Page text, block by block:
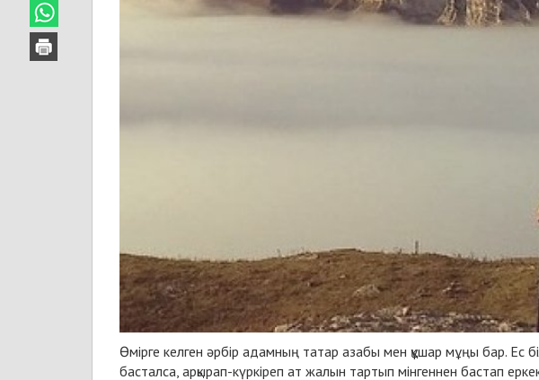
Өмірге келген әрбір адамның татар азабы мен құшар мұңы бар. Ес
басталса, арқырап-күркіреп ат жалын тартып мінгеннен бастап